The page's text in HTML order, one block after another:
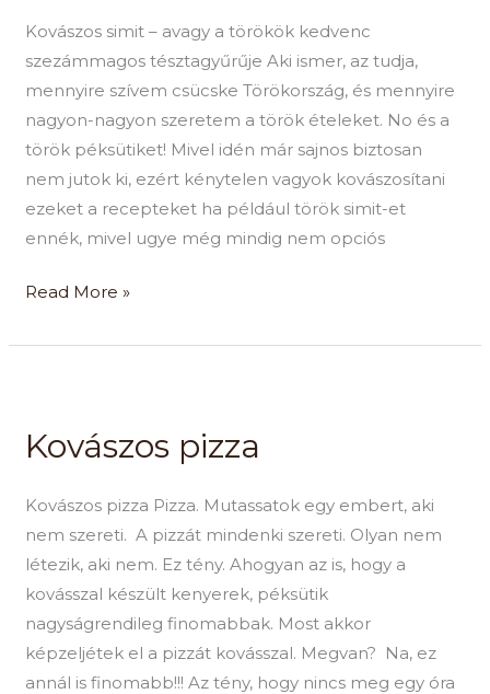
Kovászos simit – avagy a törökök kedvenc
szezámmagos tésztagyűrűje Aki ismer, az tudja,
mennyire szívem csücske Törökország, és mennyire
nagyon-nagyon szeretem a török ételeket. No és a
török péksütiket! Mivel idén már sajnos biztosan
nem jutok ki, ezért kénytelen vagyok kovászosítani
ezeket a recepteket ha például török simit-et
ennék, mivel ugye még mindig nem opciós
Read More »
Kovászos pizza
Kovászos pizza Pizza. Mutassatok egy embert, aki
nem szereti. A pizzát mindenki szereti. Olyan nem
létezik, aki nem. Ez tény. Ahogyan az is, hogy a
kovásszal készült kenyerek, péksütik
nagyságrendileg finomabbak. Most akkor
képzeljétek el a pizzát kovásszal. Megvan? Na, ez
annál is finomabb!!! Az tény, hogy nincs meg egy óra